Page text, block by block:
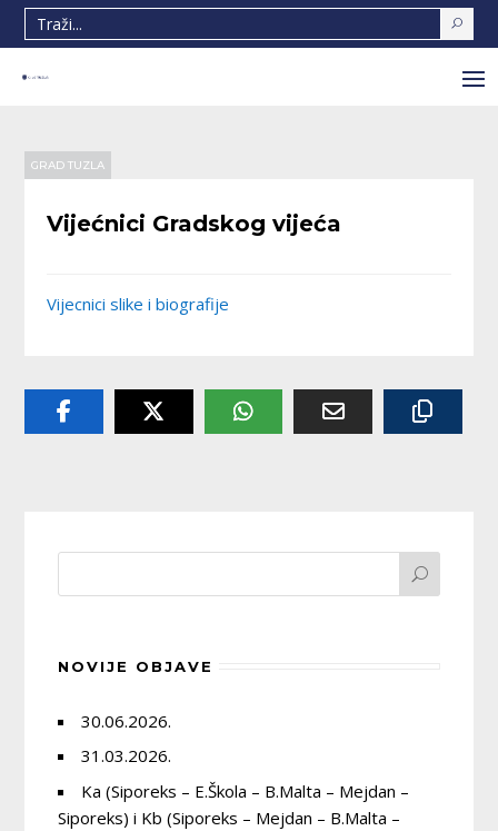
GRAD TUZLA
Vijećnici Gradskog vijeća
Vijecnici slike i biografije
NOVIJE OBJAVE
30.06.2026.
31.03.2026.
Ka (Siporeks – E.Škola – B.Malta – Mejdan –
Siporeks) i Kb (Siporeks – Mejdan – B.Malta –